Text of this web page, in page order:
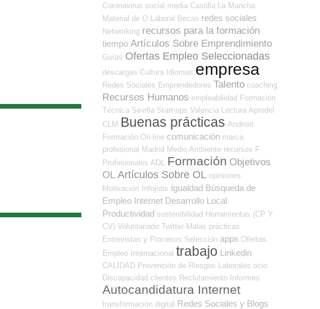
Coronavirus social media Castilla La Mancha
Material de O.Laboral
Becas redes sociales
Networking recursos para la formación
tiempo Artículos Sobre Emprendimiento
Guías Ofertas Empleo Seleccionadas
descargas Cultura Idiomas empresa
Redes Sociales Emprendedores Talento coaching
Recursos Humanos empleabilidad Formación
Técnica Sevilla Start-ups Valencia Lectura Aprodel
CLM Buenas prácticas Android
Formación On-line comunicación marca
profesional
Madrid Medio Ambiente recursos F
Profesionales ADL
Formación Objetivos
OL Artículos Sobre OL opiniones
Motivación
Infojobs Igualdad Búsqueda de
Empleo Internet Desarrollo Local
Productividad sostenibilidad Herramientas (CP Y
CV) Voluntariado Twitter Malas prácticas
Entrevistas y Procesos Selección apps Ofertas
Empleo Internacional trabajo Linkedin
CALIDAD Prevención de Riesgos Laborales ocio
Discapacidad clientes Reclutamiento Informes
Autocandidatura Internet
transformación digital Redes Sociales y Blogs